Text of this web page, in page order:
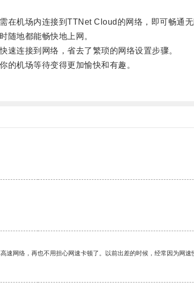
机场内连接到TTNet Cloud的网络，即可畅通无
地都能畅快地上网。
连接到网络，省去了繁琐的网络设置步骤。
机场等待变得更加愉快和有趣。
网络，再也不用担心网速卡顿了。以前出差的时候，经常因为网